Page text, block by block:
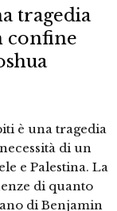
tragedia
confine
è una tragedia
di un
e Palestina. La
di quanto
di Benjamin